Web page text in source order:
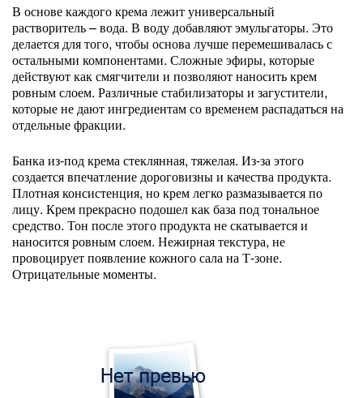
В основе каждого крема лежит универсальный
растворитель – вода. В воду добавляют эмульгаторы. Это
делается для того, чтобы основа лучше перемешивалась с
остальными компонентами. Сложные эфиры, которые
действуют как смягчители и позволяют наносить крем
ровным слоем. Различные стабилизаторы и загустители,
которые не дают ингредиентам со временем распадаться на
отдельные фракции.
Банка из-под крема стеклянная, тяжелая. Из-за этого
создается впечатление дороговизны и качества продукта.
Плотная консистенция, но крем легко размазывается по
лицу. Крем прекрасно подошел как база под тональное
средство. Тон после этого продукта не скатывается и
наносится ровным слоем. Нежирная текстура, не
провоцирует появление кожного сала на Т-зоне.
Отрицательные моменты.